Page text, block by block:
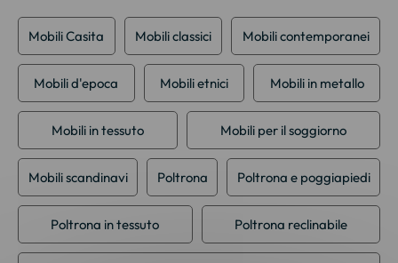
Mobili Casita Mobili classici Mobili contemporanei
Mobili d'epoca Mobili etnici Mobili in metallo
Mobili in tessuto Mobili per il soggiorno
Mobili scandinavi Poltrona Poltrona e poggiapiedi
Poltrona in tessuto Poltrona reclinabile